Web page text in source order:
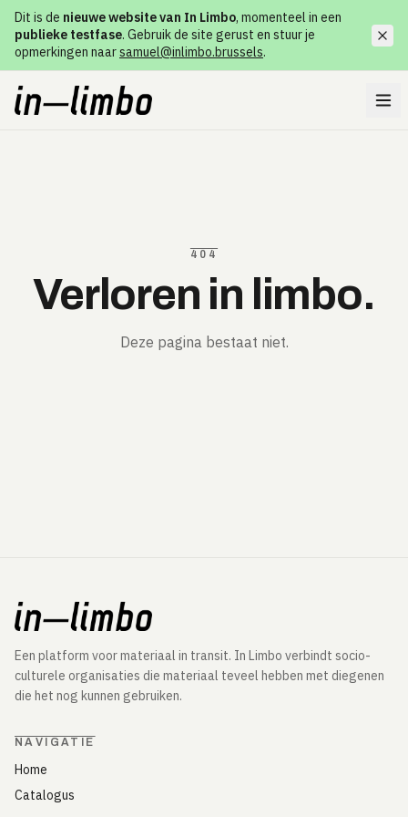
Dit is de nieuwe website van In Limbo, momenteel in een
publieke testfase. Gebruik de site gerust en stuur je
opmerkingen naarsamuel@inlimbo.brussels.
404
Verloren in limbo.
Deze pagina bestaat niet.
Een platform voor materiaal in transit. In Limbo verbindt socio-
culturele organisaties die materiaal teveel hebben met diegenen
die het nog kunnen gebruiken.
NAVIGATIE
Home
Catalogus